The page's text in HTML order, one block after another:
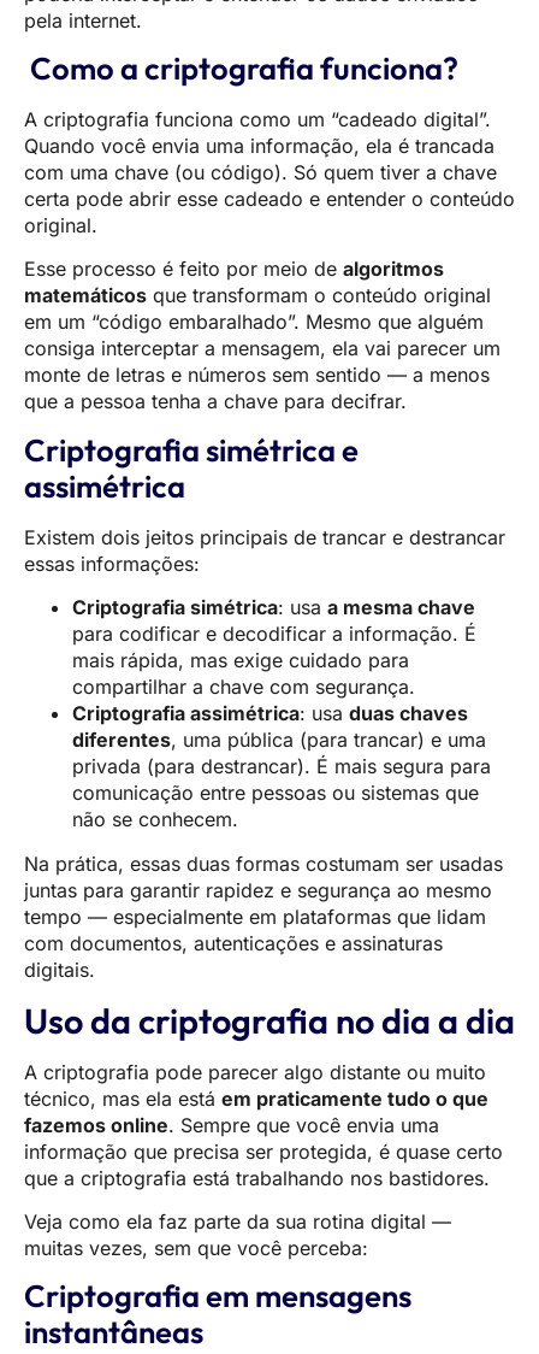
pela internet.
Como a criptografia funciona?
A criptografia funciona como um “cadeado digital”.
Quando você envia uma informação, ela é trancada
com uma chave (ou código). Só quem tiver a chave
certa pode abrir esse cadeado e entender o conteúdo
original.
Esse processo é feito por meio de algoritmos
matemáticos que transformam o conteúdo original
em um “código embaralhado”. Mesmo que alguém
consiga interceptar a mensagem, ela vai parecer um
monte de letras e números sem sentido — a menos
que a pessoa tenha a chave para decifrar.
Criptografia simétrica e
assimétrica
Existem dois jeitos principais de trancar e destrancar
essas informações:
Criptografia simétrica: usa a mesma chave
para codificar e decodificar a informação. É
mais rápida, mas exige cuidado para
compartilhar a chave com segurança.
Criptografia assimétrica: usa duas chaves
diferentes, uma pública (para trancar) e uma
privada (para destrancar). É mais segura para
comunicação entre pessoas ou sistemas que
não se conhecem.
Na prática, essas duas formas costumam ser usadas
juntas para garantir rapidez e segurança ao mesmo
tempo — especialmente em plataformas que lidam
com documentos, autenticações e assinaturas
digitais.
Uso da criptografia no dia a dia
A criptografia pode parecer algo distante ou muito
técnico, mas ela está em praticamente tudo o que
fazemos online. Sempre que você envia uma
informação que precisa ser protegida, é quase certo
que a criptografia está trabalhando nos bastidores.
Veja como ela faz parte da sua rotina digital —
muitas vezes, sem que você perceba:
Criptografia em mensagens
instantâneas